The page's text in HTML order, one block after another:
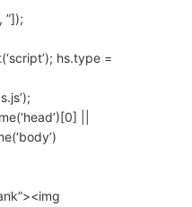
”]);
hs.type =
||